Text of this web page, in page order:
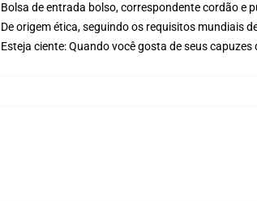
Bolsa de entrada bolso, correspondente cordão e
De origem ética, seguindo os requisitos mundiais
Esteja ciente: Quando você gosta de seus